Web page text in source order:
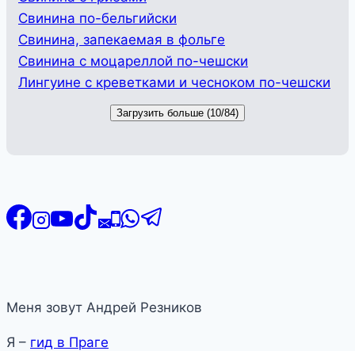
Свинина по-бельгийски
Свинина, запекаемая в фольге
Свинина с моцареллой по-чешски
Лингуине с креветками и чесноком по-чешски
Загрузить больше (10/84)
Меня зовут Андрей Резников
Я – гид в Праге